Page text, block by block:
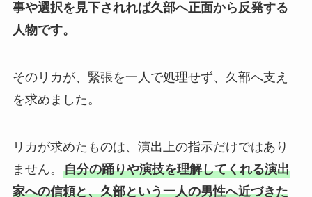
事や選択を見下されれば久部へ正面から反発する
人物です。
そのリカが、緊張を一人で処理せず、久部へ支え
を求めました。
リカが求めたものは、演出上の指示だけではあり
ません。 自分の踊りや演技を理解してくれる演出
家への信頼と、久部という一人の男性へ近づきた